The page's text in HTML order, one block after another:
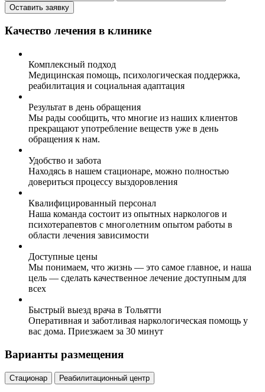
Оставить заявку
Качество лечения в клинике
Комплексный подход
Медицинская помощь, психологическая поддержка,
реабилитация и социальная адаптация
Результат в день обращения
Мы рады сообщить, что многие из наших клиентов
прекращают употребление веществ уже в день
обращения к нам.
Удобство и забота
Находясь в нашем стационаре, можно полностью
довериться процессу выздоровления
Квалифицированный персонал
Наша команда состоит из опытных наркологов и
психотерапевтов с многолетним опытом работы в
области лечения зависимости
Доступные цены
Мы понимаем, что жизнь — это самое главное, и наша
цель — сделать качественное лечение доступным для
всех
Быстрый выезд врача в Тольятти
Оперативная и заботливая наркологическая помощь у
вас дома. Приезжаем за 30 минут
Варианты размещения
Стационар Реабилитационный центр